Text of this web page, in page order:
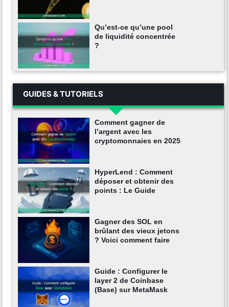
Qu’est-ce qu’une pool
de liquidité concentrée
?
GUIDES & TUTORIELS
Comment gagner de
l’argent avec les
cryptomonnaies en 2025
HyperLend : Comment
déposer et obtenir des
points : Le Guide
Gagner des SOL en
brûlant des vieux jetons
? Voici comment faire
Guide : Configurer le
layer 2 de Coinbase
(Base) sur MetaMask